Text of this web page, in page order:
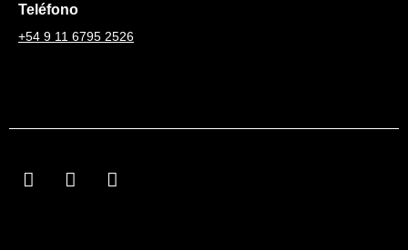
Teléfono
+54 9 11 6795 2526
F
a
I
n
L
i